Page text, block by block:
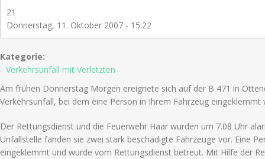
21
Donnerstag, 11. Oktober 2007 - 15:22
Kategorie:
Verkehrsunfall mit Verletzten
Am frühen Donnerstag Morgen ereignete sich auf der B 471 in
Verkehrsunfall, bei dem eine Person in Ihrem Fahrzeug eingeklemmt
Der Rettungsdienst und die Feuerwehr Haar wurden um 7.08 Uhr
Unfallstelle fanden sie zwei stark beschädigte Fahrzeuge vor. Eine
eingeklemmt und wurde vom Rettungsdienst betreut. Mit Hilfe der